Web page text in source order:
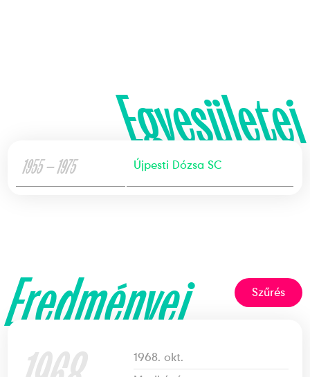
Egyesületei
1955 — 1975 Újpesti Dózsa SC
Eredményei Szűrés
1968. okt.